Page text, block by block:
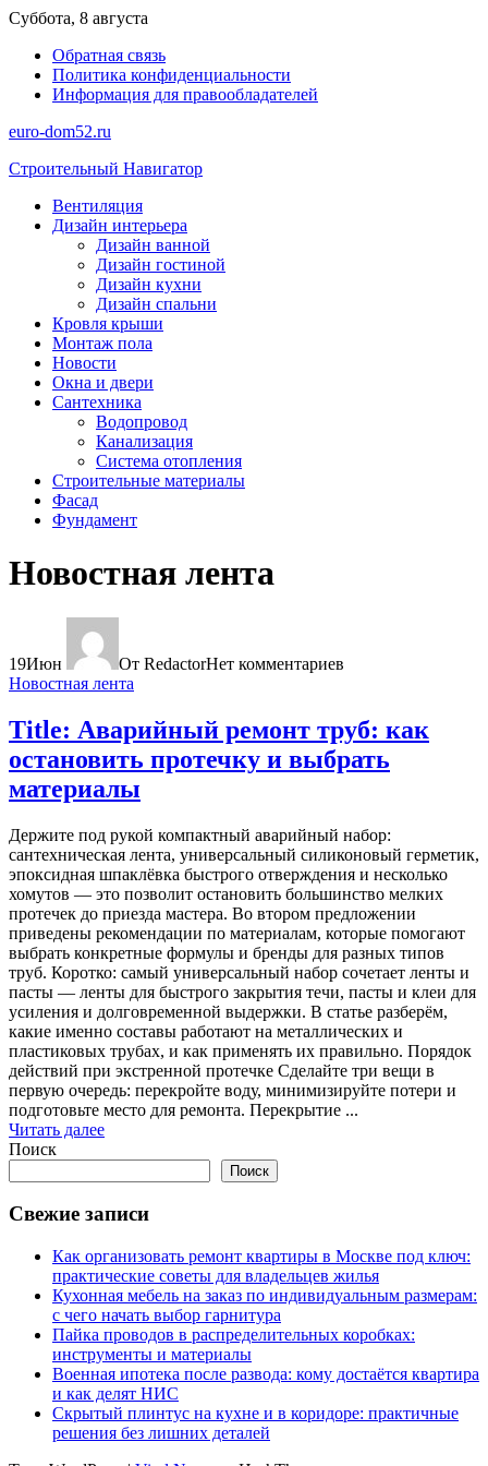
Перейти
содержимому
Суббота, 8 августа
Обратная связь
Политика конфиденциальности
Информация для правообладателей
euro-dom52.ru
Строительный Навигатор
Вентиляция
Дизайн интерьера
Дизайн ванной
Дизайн гостиной
Дизайн кухни
Дизайн спальни
Кровля крыши
Монтаж пола
Новости
Окна и двери
Сантехника
Водопровод
Канализация
Система отопления
Строительные материалы
Фасад
Фундамент
Новостная лента
19Июн От RedactorНет комментариев
Новостная лента
Title: Аварийный ремонт труб: как
остановить протечку и выбрать
материалы
Держите под рукой компактный аварийный набор:
сантехническая лента, универсальный силиконовый герметик,
эпоксидная шпаклёвка быстрого отверждения и несколько
хомутов — это позволит остановить большинство мелких
протечек до приезда мастера. Во втором предложении
приведены рекомендации по материалам, которые помогают
выбрать конкретные формулы и бренды для разных типов
труб. Коротко: самый универсальный набор сочетает ленты и
пасты — ленты для быстрого закрытия течи, пасты и клеи для
усиления и долговременной выдержки. В статье разберём,
какие именно составы работают на металлических и
пластиковых трубах, и как применять их правильно. Порядок
действий при экстренной протечке Сделайте три вещи в
первую очередь: перекройте воду, минимизируйте потери и
подготовьте место для ремонта. Перекрытие ...
Читать далее
Поиск
Поиск
Свежие записи
Как организовать ремонт квартиры в Москве под ключ:
практические советы для владельцев жилья
Кухонная мебель на заказ по индивидуальным размерам:
с чего начать выбор гарнитура
Пайка проводов в распределительных коробках:
инструменты и материалы
Военная ипотека после развода: кому достаётся квартира
и как делят НИС
Скрытый плинтус на кухне и в коридоре: практичные
решения без лишних деталей